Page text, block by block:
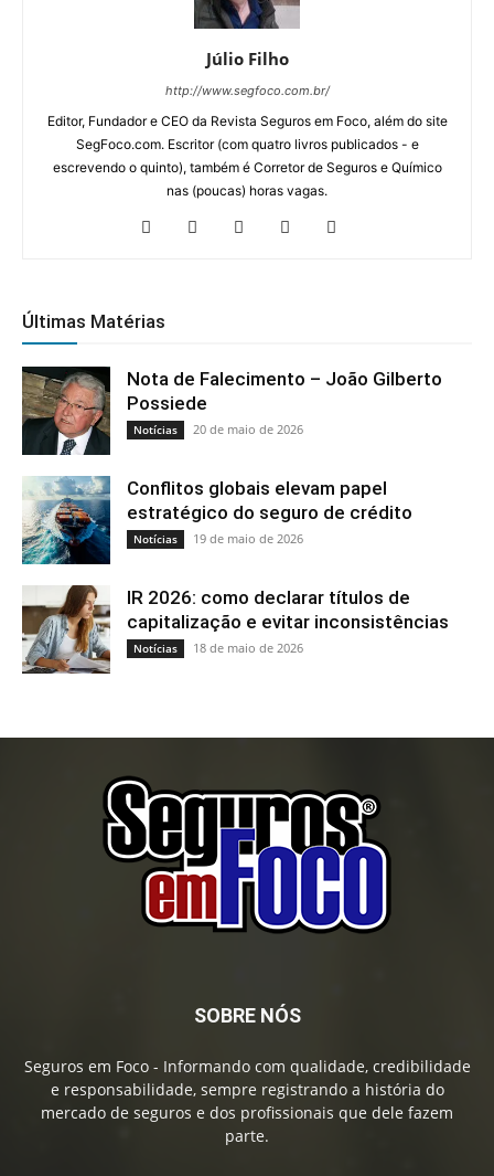
Júlio Filho
http://www.segfoco.com.br/
Editor, Fundador e CEO da Revista Seguros em Foco, além do site
SegFoco.com. Escritor (com quatro livros publicados - e
escrevendo o quinto), também é Corretor de Seguros e Químico
nas (poucas) horas vagas.
Últimas Matérias
Nota de Falecimento – João Gilberto
Possiede
Notícias 20 de maio de 2026
Conflitos globais elevam papel
estratégico do seguro de crédito
Notícias 19 de maio de 2026
IR 2026: como declarar títulos de
capitalização e evitar inconsistências
Notícias 18 de maio de 2026
SOBRE NÓS
Seguros em Foco - Informando com qualidade, credibilidade
e responsabilidade, sempre registrando a história do
mercado de seguros e dos profissionais que dele fazem
parte.